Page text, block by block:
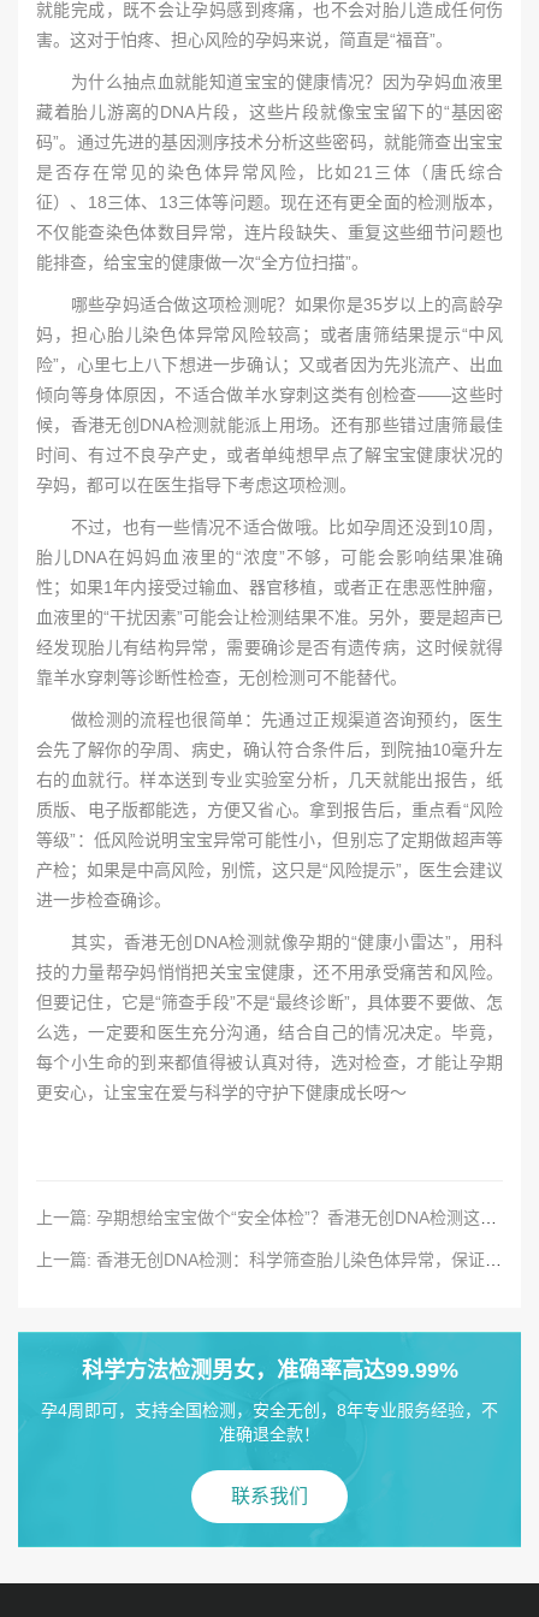
就能完成，既不会让孕妈感到疼痛，也不会对胎儿造成任何伤
害。这对于怕疼、担心风险的孕妈来说，简直是“福音”。
为什么抽点血就能知道宝宝的健康情况？因为孕妈血液里
藏着胎儿游离的DNA片段，这些片段就像宝宝留下的“基因密
码”。通过先进的基因测序技术分析这些密码，就能筛查出宝宝
是否存在常见的染色体异常风险，比如21三体（唐氏综合
征）、18三体、13三体等问题。现在还有更全面的检测版本，
不仅能查染色体数目异常，连片段缺失、重复这些细节问题也
能排查，给宝宝的健康做一次“全方位扫描”。
哪些孕妈适合做这项检测呢？如果你是35岁以上的高龄孕
妈，担心胎儿染色体异常风险较高；或者唐筛结果提示“中风
险”，心里七上八下想进一步确认；又或者因为先兆流产、出血
倾向等身体原因，不适合做羊水穿刺这类有创检查——这些时
候，香港无创DNA检测就能派上用场。还有那些错过唐筛最佳
时间、有过不良孕产史，或者单纯想早点了解宝宝健康状况的
孕妈，都可以在医生指导下考虑这项检测。
不过，也有一些情况不适合做哦。比如孕周还没到10周，
胎儿DNA在妈妈血液里的“浓度”不够，可能会影响结果准确
性；如果1年内接受过输血、器官移植，或者正在患恶性肿瘤，
血液里的“干扰因素”可能会让检测结果不准。另外，要是超声已
经发现胎儿有结构异常，需要确诊是否有遗传病，这时候就得
靠羊水穿刺等诊断性检查，无创检测可不能替代。
做检测的流程也很简单：先通过正规渠道咨询预约，医生
会先了解你的孕周、病史，确认符合条件后，到院抽10毫升左
右的血就行。样本送到专业实验室分析，几天就能出报告，纸
质版、电子版都能选，方便又省心。拿到报告后，重点看“风险
等级”：低风险说明宝宝异常可能性小，但别忘了定期做超声等
产检；如果是中高风险，别慌，这只是“风险提示”，医生会建议
进一步检查确诊。
其实，香港无创DNA检测就像孕期的“健康小雷达”，用科
技的力量帮孕妈悄悄把关宝宝健康，还不用承受痛苦和风险。
但要记住，它是“筛查手段”不是“最终诊断”，具体要不要做、怎
么选，一定要和医生充分沟通，结合自己的情况决定。毕竟，
每个小生命的到来都值得被认真对待，选对检查，才能让孕期
更安心，让宝宝在爱与科学的守护下健康成长呀～
科学方法检测男女，准确率高达99.99%
孕4周即可，支持全国检测，安全无创，8年专业服务经验，不
准确退全款！
联系我们